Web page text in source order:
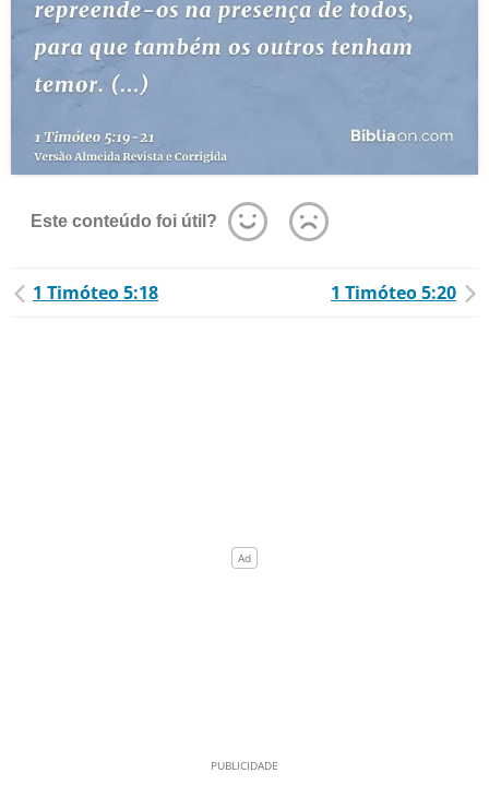
Este conteúdo foi útil?
1 Timóteo 5:18 1 Timóteo 5:20